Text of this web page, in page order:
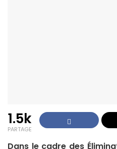
1.5k
PARTAGE
Dans le cadre des